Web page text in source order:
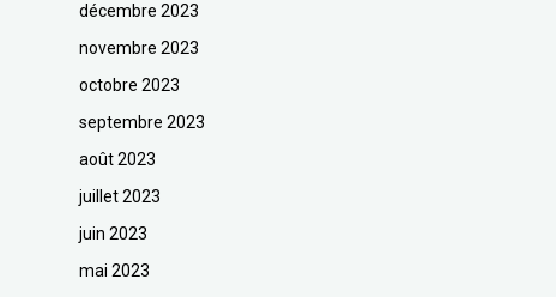
décembre 2023
novembre 2023
octobre 2023
septembre 2023
août 2023
juillet 2023
juin 2023
mai 2023